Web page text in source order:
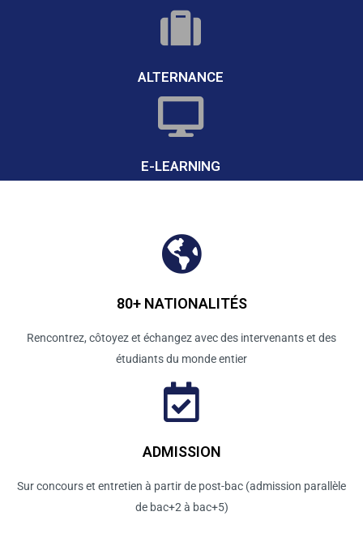
ALTERNANCE
E-LEARNING
80+ NATIONALITÉS
Rencontrez, côtoyez et échangez avec des intervenants et des
étudiants du monde entier
ADMISSION
Sur concours et entretien à partir de post-bac (admission parallèle
de bac+2 à bac+5)